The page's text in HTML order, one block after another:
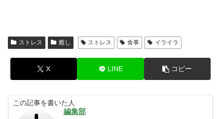
ストレス 癒し ストレス 食事 イライラ
X LINE コピー
この記事を書いた人
編集部